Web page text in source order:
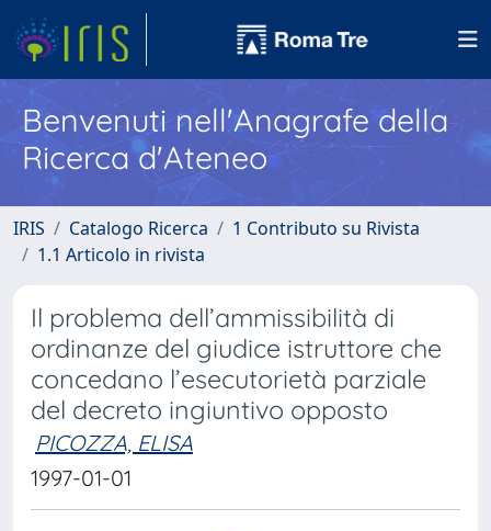
Benvenuti nell'Anagrafe della
Ricerca d'Ateneo
IRIS Catalogo Ricerca
1 Contributo su Rivista
1.1 Articolo in rivista
Il problema dell’ammissibilità di
ordinanze del giudice istruttore che
concedano l’esecutorietà parziale
del decreto ingiuntivo opposto
PICOZZA, ELISA
1997-01-01